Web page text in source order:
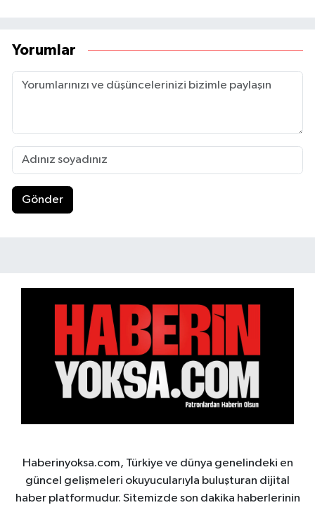
Yorumlar
Gönder
Haberinyoksa.com, Türkiye ve dünya genelindeki en
güncel gelişmeleri okuyucularıyla buluşturan dijital
haber platformudur. Sitemizde son dakika haberlerinin